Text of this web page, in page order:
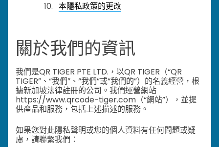
本隱私政策的更改
關於我們的資訊
我們是QR TIGER PTE LTD.，以QR TIGER（“QR
TIGER”、“我們”、“我們”或“我們的”）的名義經營，根
據新加坡法律註冊的公司。我們運營網站
https://www.qrcode-tiger.com（“網站”），並提
供產品和服務，包括上述描述的服務。
如果您對此隱私聲明或您的個人資料有任何問題或疑
慮，請聯繫我們：